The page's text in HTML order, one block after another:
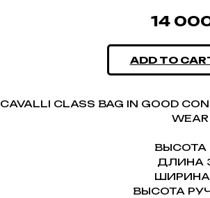
14
ADD TO
CAVALLI CLASS BAG IN GOOD
WEAR
ВЫСОТА
ДЛИНА
ШИРИНА
ВЫСОТА